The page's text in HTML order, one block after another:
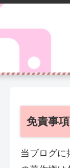
免責事項
当ブログに